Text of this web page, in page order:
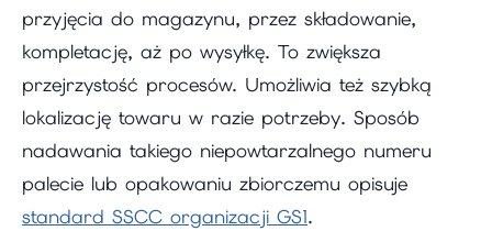
przyjęcia do magazynu, przez składowanie,
kompletację, aż po wysyłkę. To zwiększa
przejrzystość procesów. Umożliwia też szybką
lokalizację towaru w razie potrzeby. Sposób
nadawania takiego niepowtarzalnego numeru
palecie lub opakowaniu zbiorczemu opisuje
standard SSCC organizacji GS1.